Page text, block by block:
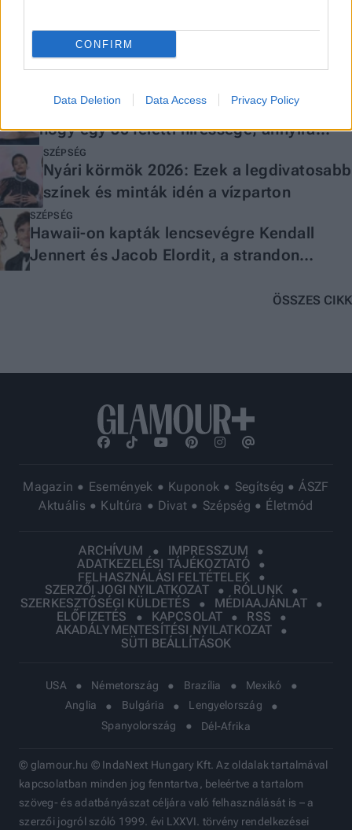
CONFIRM
Data Deletion Data Access Privacy Policy
12 termék, ami nélkül szépségrovat-
szerkesztőként ki sem bírnám a nyarat
7 frizura, amiről sosem mondanád meg,
hogy egy 50 feletti hírességé, annyira
fiatalít
SZÉPSÉG
Nyári körmök 2026: Ezek a legdivatosabb
színek és minták idén a vízparton
SZÉPSÉG
Hawaii-on kapták lencsevégre Kendall
Jennert és Jacob Elordit, a strandon
romantikázott Hollywood új álompárja
ÖSSZES CIKK
Magazin Események Kuponok Segítség
ÁSZF
Aktuális
Kultúra Divat Szépség Életmód
ARCHÍVUM
IMPRESSZUM
ADATKEZELÉSI TÁJÉKOZTATÓ
FELHASZNÁLÁSI FELTÉTELEK
SZERZŐI JOGI NYILATKOZAT
RÓLUNK
SZERKESZTŐSÉGI KÜLDETÉS
MÉDIAAJÁNLAT
ELŐFIZETÉS
KAPCSOLAT
RSS
AKADÁLYMENTESÍTÉSI NYILATKOZAT
SÜTI BEÁLLÍTÁSOK
USA Németország Brazília
Mexikó
Anglia
Bulgária
Lengyelország
Spanyolország
Dél-Afrika
© glamour.hu © IndaNext Hungary Kft. Az oldalak tartalmával
kapcsolatban minden jog fenntartva, beleértve a tartalom
szöveg- és adatbányászat céljára való felhasználását is – a
szerzői jogról szóló 1999. évi LXXVI. törvény rendelkezései